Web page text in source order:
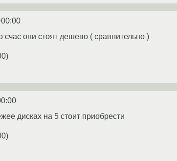
счас они стоят дешево ( сравнительно )
)
дисках на 5 стоит приобрести
)